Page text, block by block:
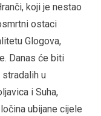
koji je nestao
ostaci
Glogova,
Danas će biti
u
i Suha,
ubijane cijele